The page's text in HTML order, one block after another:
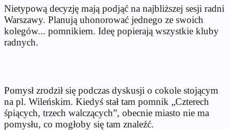
Nietypową decyzję mają podjąć na najbliższej sesji radni
Warszawy. Planują uhonorować jednego ze swoich
kolegów... pomnikiem. Ideę popierają wszystkie kluby
radnych.
Pomysł zrodził się podczas dyskusji o cokole stojącym
na pl. Wileńskim. Kiedyś stał tam pomnik „Czterech
śpiących, trzech walczących”, obecnie miasto nie ma
pomysłu, co mogłoby się tam znaleźć.